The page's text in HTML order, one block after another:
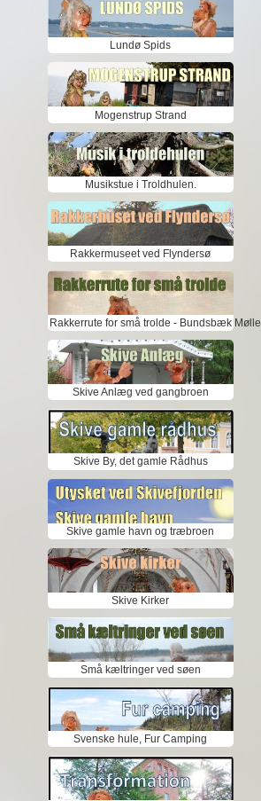
Lundø Spids
Mogenstrup Strand
Musikstue i Troldhulen.
Rakkermuseet ved Flyndersø
Rakkerrute for små trolde - Bundsbæk Mølle
Skive Anlæg ved gangbroen
Skive By, det gamle Rådhus
Skive gamle havn og træbroen
Skive Kirker
Små kæltringer ved søen
Svenske hule, Fur Camping